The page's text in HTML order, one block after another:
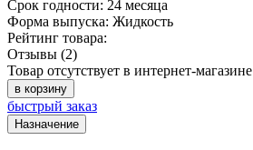
Срок годности: 24 месяца
Форма выпуска: Жидкость
Рейтинг товара:
Отзывы (2)
Товар отсутствует в интернет-магазине
в корзину
быстрый заказ
Назначение